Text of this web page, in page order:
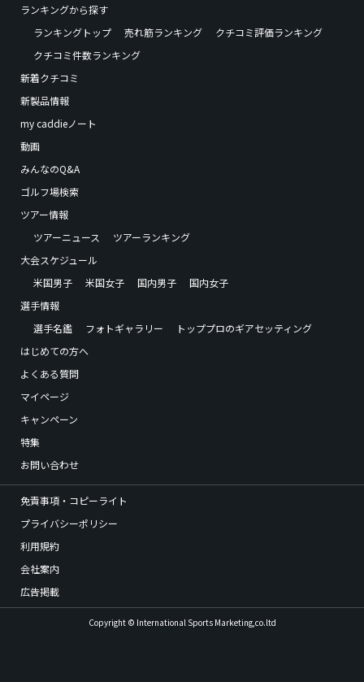
ランキングから探す
ランキングトップ
売れ筋ランキング
クチコミ評価ランキング
クチコミ件数ランキング
新着クチコミ
新製品情報
my caddieノート
動画
みんなのQ&A
ゴルフ場検索
ツアー情報
ツアーニュース
ツアーランキング
大会スケジュール
米国男子
米国女子 国内男子
国内女子
選手情報
選手名鑑
フォトギャラリー
トッププロのギアセッティング
はじめての方へ
よくある質問
マイページ
キャンペーン
特集
お問い合わせ
免責事項・コピーライト
プライバシーポリシー
利用規約
会社案内
広告掲載
Copyright © International Sports Marketing,co.ltd